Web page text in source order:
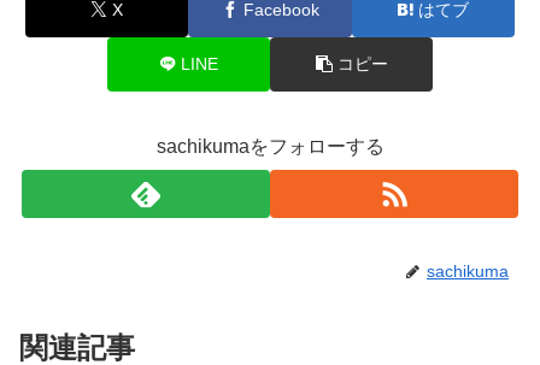
X Facebook はてブ
LINE コピー
sachikumaをフォローする
sachikuma
関連記事